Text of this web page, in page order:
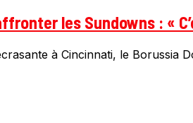
les Sundowns : «
à Cincinnati, le Borussia